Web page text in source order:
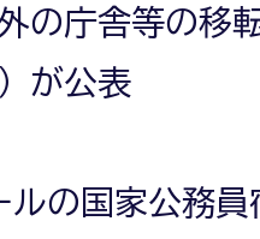
外の庁舎等の移
）が公表
ルの国家公務員